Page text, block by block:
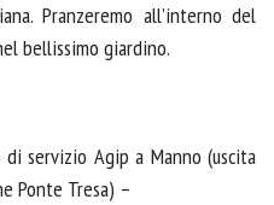
Pranzeremo all’interno del
bellissimo giardino.
servizio Agip a Manno (uscita
Ponte Tresa) –